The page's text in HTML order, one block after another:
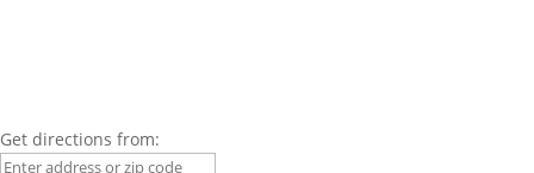
Get directions from: